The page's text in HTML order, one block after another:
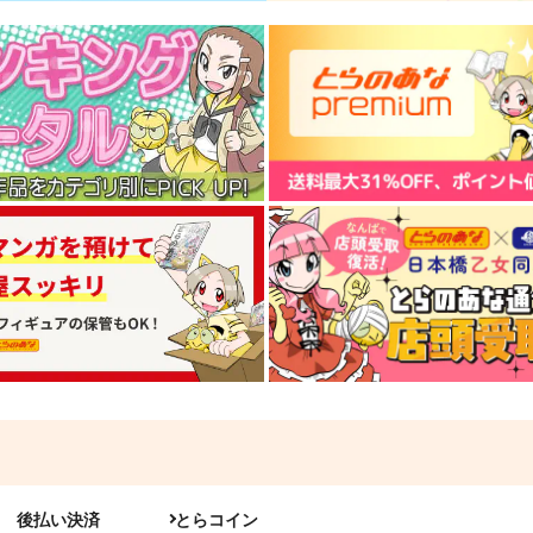
後払い決済 とらコイン